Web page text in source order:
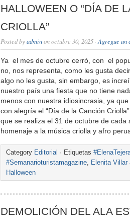
HALLOWEEN O “DÍA DE
CRIOLLA”
Posted byadminon octubre 30, 2025 · Agregue un
Ya el mes de octubre cerró, con el
no, nos representa, como les gusta
algo no les gusta, sin embargo, es
nuestro país una fiesta que no tiene
menos con nuestra idiosincrasia, ya
con alegría el “Día de la Canción
que se realiza el 31 de octubre de cada
homenaje a la música criolla y afro
Category Editorial · Etiquetas
#Semanarioturistamagazine, Elenita
Halloween
DEMOLICIÓN DEL ALA